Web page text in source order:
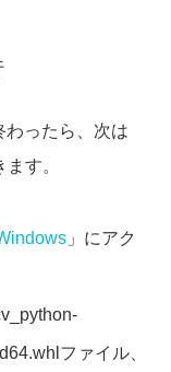
ったら、次は
す。
」にアク
ファイル、